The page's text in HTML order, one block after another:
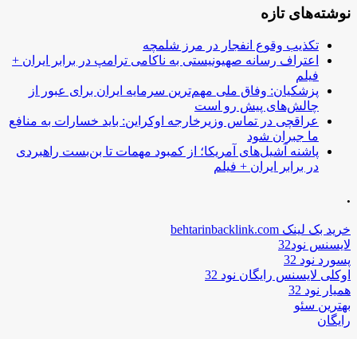
نوشته‌های تازه
تکذیب وقوع انفجار در مرز شلمچه
اعتراف رسانه صهیونیستی به ناکامی ترامپ در برابر ایران +
فیلم
پزشکیان: وفاق ملی مهم‌ترین سرمایه ایران برای عبور از
چالش‌های پیش رو است
عراقچی در تماس وزیرخارجه اوکراین: باید خسارات به منافع
ما جبران شود
پاشنه آشیل‌های آمریکا؛ از کمبود مهمات تا بن‌بست راهبردی
در برابر ایران + فیلم
.
خرید بک لینک behtarinbacklink.com
لایسنس نود32
پسورد نود 32
اوکلی لایسنس رایگان نود 32
همیار نود 32
بهترین سئو
رایگان